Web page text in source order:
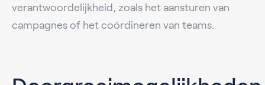
verantwoordelijkheid, zoals het aansturen van
campagnes of het coördineren van teams.